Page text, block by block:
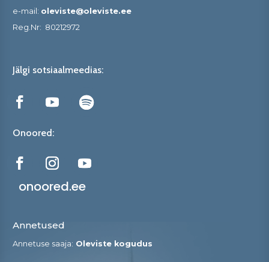
e-mail: oleviste@oleviste.ee
Reg.Nr: 80212972
Jälgi sotsiaalmeedias:
Onoored:
onoored.ee
Annetused
Annetuse saaja: Oleviste kogudus